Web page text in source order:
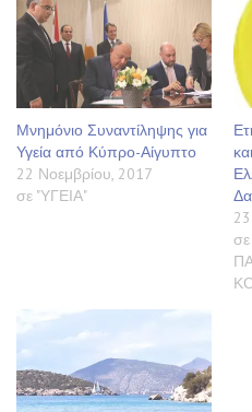
Μνημόνιο Συναντίληψης για
Υγεία από Κύπρο-Αίγυπτο
22 Νοεμβρίου, 2017
σε "ΥΓΕΙΑ"